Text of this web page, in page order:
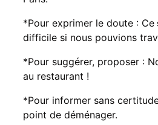
*Pour exprimer le doute : Ce
difficile si nous pouvions
*Pour suggérer, proposer :
au restaurant !
*Pour informer sans
point de déménager.